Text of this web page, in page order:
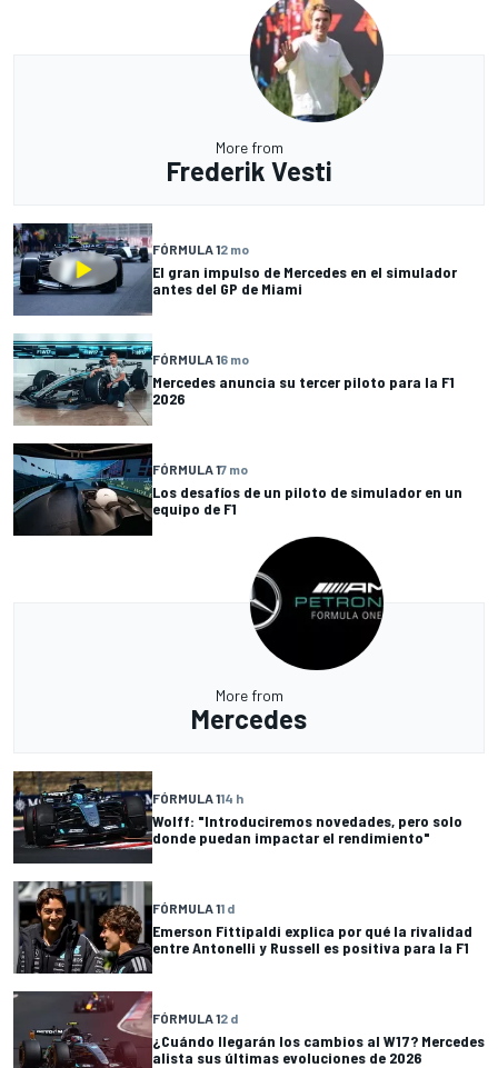
More from
Frederik Vesti
FÓRMULA 12 mo
El gran impulso de Mercedes en el simulador
antes del GP de Miami
FÓRMULA 16 mo
Mercedes anuncia su tercer piloto para la F1
2026
FÓRMULA 17 mo
Los desafíos de un piloto de simulador en un
equipo de F1
More from
Mercedes
FÓRMULA 114 h
Wolff: "Introduciremos novedades, pero solo
donde puedan impactar el rendimiento"
FÓRMULA 11 d
Emerson Fittipaldi explica por qué la rivalidad
entre Antonelli y Russell es positiva para la F1
FÓRMULA 12 d
¿Cuándo llegarán los cambios al W17? Mercedes
alista sus últimas evoluciones de 2026